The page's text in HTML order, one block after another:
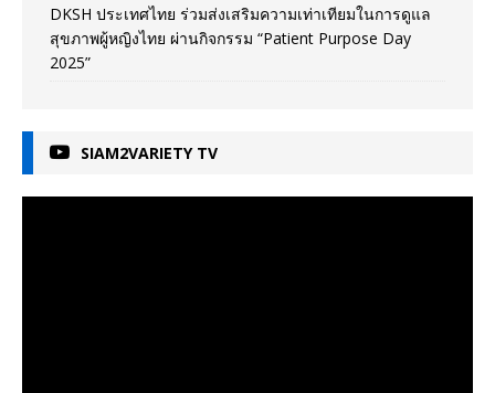
DKSH ประเทศไทย ร่วมส่งเสริมความเท่าเทียมในการดูแล
สุขภาพผู้หญิงไทย ผ่านกิจกรรม “Patient Purpose Day
2025”
SIAM2VARIETY TV